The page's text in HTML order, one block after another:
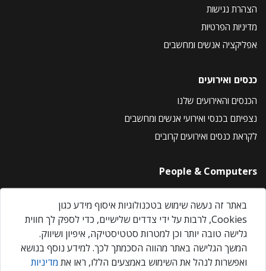
הצהרת נגישות
מדיניות הפרטיות
אפליקציה אנשים ומחשבים
כנסים ואירועים
הכנסים והאירועים שלנו
נצפיתם בכנסי ואירועי אנשים ומחשבים
לקראת כנסים ואירועים קרובים
People & Computers
About Us
Privacy Policy
Contact Us
Our Events
באתר זה נעשה שימוש בטכנולוגיות איסוף מידע כגון
Cookies, לרבות על ידי צדדים שלישיים, כדי לספק לך חווית
גלישה טובה יותר וכן למטרות סטטיסטיקה, איפיון ושיווק.
המשך הגלישה באתר מהווה הסכמתך לכך. למידע נוסף בנושא
ואפשרות לנהל את השימוש באמצעים הללו, ראו את מדיניות